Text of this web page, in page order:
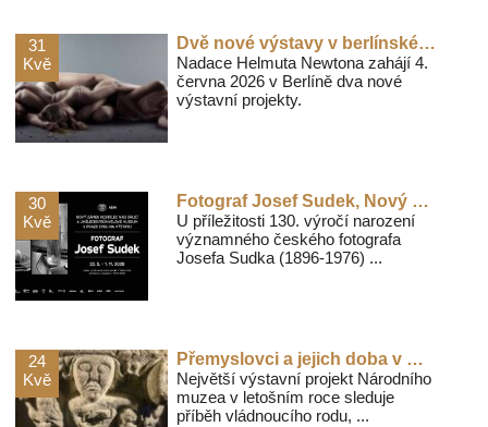
31
Kvě
Dvě nové výstavy v berlínském sídle Nadace Helmuta Newtona
Nadace Helmuta Newtona zahájí 4.
června 2026 v Berlíně dva nové
výstavní projekty.
30
Kvě
Fotograf Josef Sudek, Nový zámek, Kostelec nad Orlicí
U příležitosti 130. výročí narození
významného českého fotografa
Josefa Sudka (1896-1976) ...
24
Kvě
Přemyslovci a jejich doba v Národním muzeu
Největší výstavní projekt Národního
muzea v letošním roce sleduje
příběh vládnoucího rodu, ...